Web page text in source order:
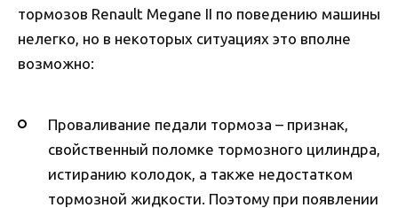
тормозов Renault Megane II по поведению машины
нелегко, но в некоторых ситуациях это вполне
возможно:
Проваливание педали тормоза – признак,
свойственный поломке тормозного цилиндра,
истиранию колодок, а также недостатком
тормозной жидкости. Поэтому при появлении